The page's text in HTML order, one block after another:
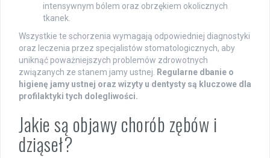
intensywnym bólem oraz obrzękiem okolicznych
tkanek.
Wszystkie te schorzenia wymagają odpowiedniej diagnostyki
oraz leczenia przez specjalistów stomatologicznych, aby
uniknąć poważniejszych problemów zdrowotnych
związanych ze stanem jamy ustnej.
Regularne dbanie o
higienę jamy ustnej oraz wizyty u dentysty są kluczowe dla
profilaktyki tych dolegliwości.
Jakie są objawy chorób zębów i
dziąseł?